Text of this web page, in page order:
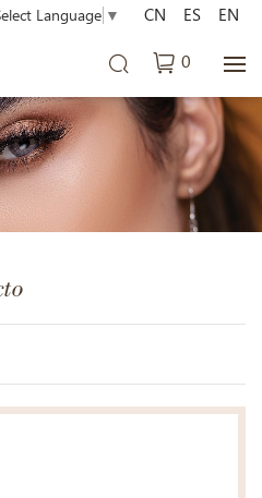
Language ▼
0
CN ES EN